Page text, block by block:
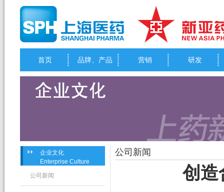
首页 品牌、产品 营销 研发
企业文化
Enterprise Culture
公司新闻
公司新闻
创